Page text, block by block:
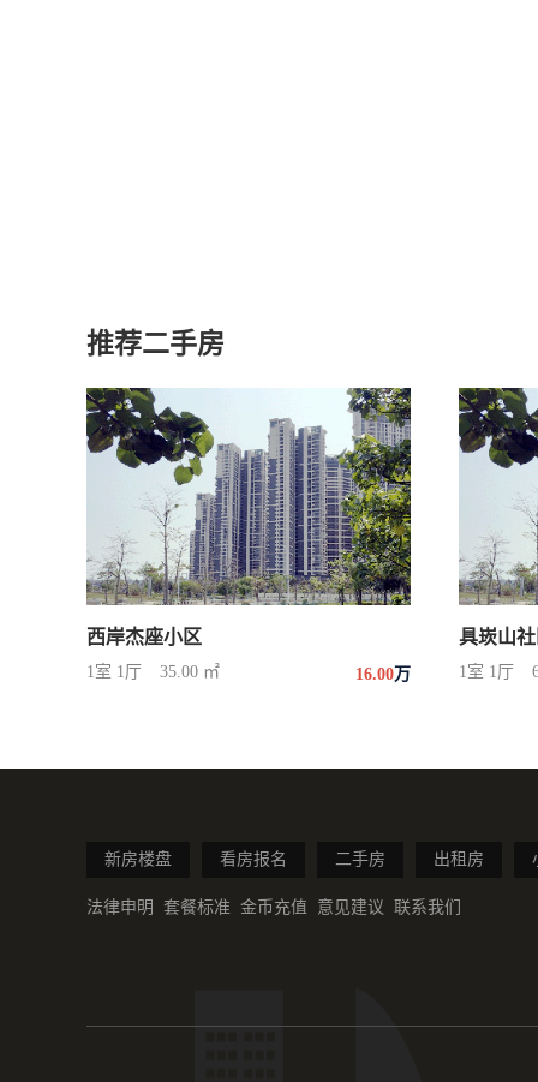
推荐二手房
西岸杰座小区
1室 1厅 35.00 ㎡ 16.00万
具崁山
1室 1厅
新房楼盘 看房报名 二手房 出租房
法律申明 套餐标准 金币充值 意见建议 联系我们